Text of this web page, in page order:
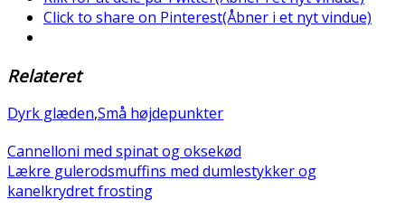
Click to share on Pinterest(Åbner i et nyt vindue)
Relateret
Dyrk glæden,Små højdepunkter
Cannelloni med spinat og oksekød
Lækre gulerodsmuffins med dumlestykker og
kanelkrydret frosting